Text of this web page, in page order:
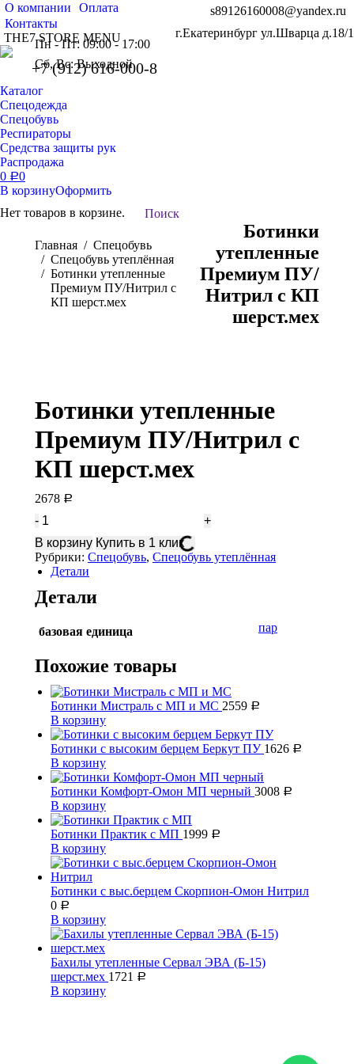
О компании
Оплата
Контакты
THE7 STORE MENU
s89126160008@yandex.ru
г.Екатеринбург ул.Шварца д.18/1
Пн - Пт: 09:00 - 17:00
Сб, Вс: Выходной
+7 (912) 616-000-8
Каталог
Спецодежда
Спецобувь
Респираторы
Средства защиты рук
Распродажа
0 Р0
В корзинуОформить
Нет товаров в корзине.
Поиск:
Поиск
Вы здесь:
Главная
Спецобувь
Спецобувь утеплённая
Ботинки утепленные
Премиум ПУ/Нитрил с
КП шерст.мех
Ботинки
утепленные
Премиум ПУ/
Нитрил с КП
шерст.мех
Ботинки утепленные
Премиум ПУ/Нитрил с
КП шерст.мех
2678 Р
Количество
утепленные
Премиум
ПУ/
Нитрил
с
шерст.мех
В корзину Купить в 1 клик
Рубрики: Спецобувь, Спецобувь утеплённая
Детали
Детали
базовая единица пар
Похожие товары
Ботинки Мистраль с МП и МС 2559 Р
В корзину
Ботинки с высоким берцем Беркут ПУ 1626 Р
В корзину
Ботинки Комфорт-Омон МП черный 3008 Р
В корзину
Ботинки Практик с МП 1999 Р
В корзину
Ботинки с выс.берцем Скорпион-Омон Нитрил
0 Р
В корзину
Бахилы утепленные Сервал ЭВА (Б-15)
шерст.мех 1721 Р
В корзину